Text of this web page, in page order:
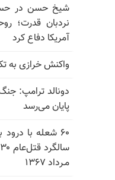
شیخ حسن در
نردبان قدرت؛
آمریکا دفاع کرد
واکنش خرازی به
دونالد ترامپ:
پایان می‌رسد
۶۰ شعله با
مـرداد ۱۳۶۷